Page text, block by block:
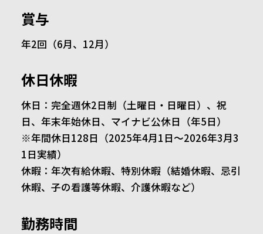
賞与
年2回（6月、12月）
休日休暇
休日：完全週休2日制（土曜日・日曜日）、祝
日、年末年始休日、マイナビ公休日（年5日）
※年間休日128日（2025年4月1日〜2026年3月3
1日実績）
休暇：年次有給休暇、特別休暇（結婚休暇、忌引
休暇、子の看護等休暇、介護休暇など）
勤務時間